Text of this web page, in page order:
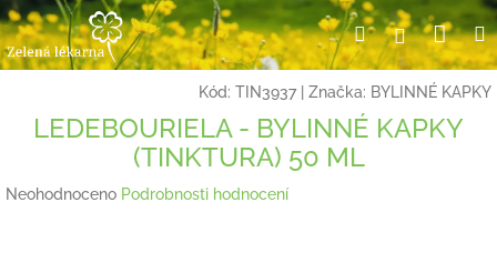
Přejít
na
obsah
HledatPřihlášení
Kód: TIN3937 Značka: BYLINNÉ KAPKY
LEDEBOURIELA - BYLINNÉ KAPKY
(TINKTURA) 50 ML
Průměrné
Neohodnoceno Podrobnosti hodnocení